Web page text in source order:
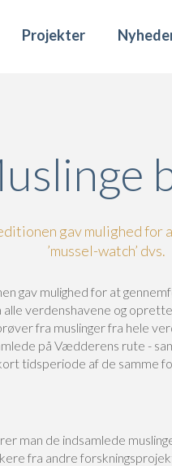
Projekter
gav mulighed for
’mussel-watch’ dvs.
gav mulighed for at
alle verdenshavene og
fra muslinger fra hele
på Vædderens rute -
tidsperiode af de samme
man de indsamlede
fra andre